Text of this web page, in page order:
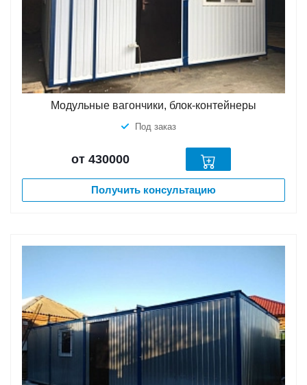
Модульные вагончики, блок-контейнеры
Под заказ
от 430000
Получить консультацию